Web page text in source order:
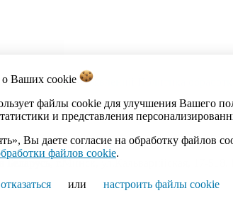
о Ваших cookie
файлы cookie для улучшения Вашего
и представления
Вы даете согласие на обработку файлов
файлов cookie.
отказаться или настроить файлы cookie
Импорт объявлений Политика
г.Минск, ул.Кальварийская, 17-518.